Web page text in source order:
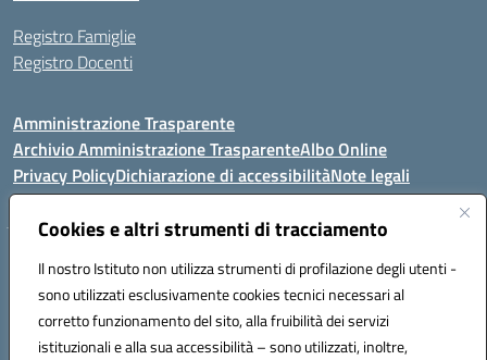
Cookies e altri strumenti di tracciamento
Il nostro Istituto non utilizza strumenti di profilazione degli utenti -
sono utilizzati esclusivamente cookies tecnici necessari al
corretto funzionamento del sito, alla fruibilità dei servizi
istituzionali e alla sua accessibilità – sono utilizzati, inoltre,
Registro Famiglie
Registro Docenti
Amministrazione Trasparente
Archivio Amministrazione TrasparenteAlbo Online
Privacy PolicyDichiarazione di accessibilitàNote legali
Istituto Comprensivo Statale
Via Cupa Campanariello, 5 - 80059, Torre del Greco (NA)
Tel. +39 0818834377 - Fax +39 0818834377 - Cod.Fisc. 95170530638
Email: naic8df00a@istruzione.it - PEC: naic8df00a@pec.istruzione.it